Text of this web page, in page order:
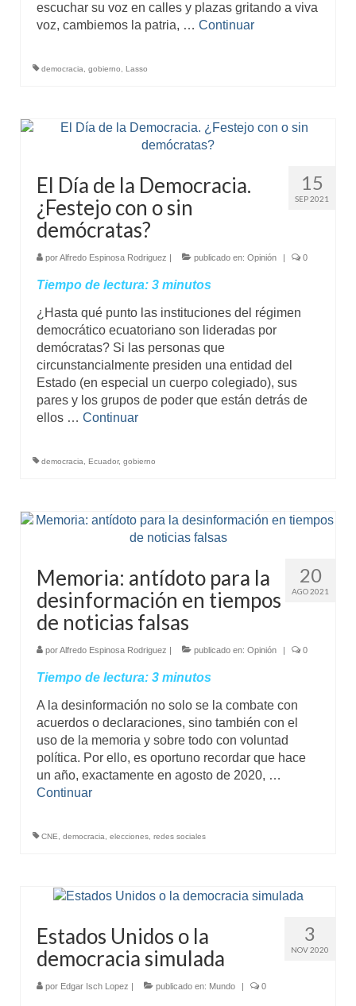
escuchar su voz en calles y plazas gritando a viva
voz, cambiemos la patria, … Continuar
democracia, gobierno, Lasso
15
SEP 2021
El Día de la Democracia.
¿Festejo con o sin
demócratas?
porAlfredo Espinosa Rodriguez publicado en: Opinión 0
Tiempo de lectura: 3 minutos
¿Hasta qué punto las instituciones del régimen
democrático ecuatoriano son lideradas por
demócratas? Si las personas que
circunstancialmente presiden una entidad del
Estado (en especial un cuerpo colegiado), sus
pares y los grupos de poder que están detrás de
ellos … Continuar
democracia, Ecuador, gobierno
20
AGO 2021
Memoria: antídoto para la
desinformación en tiempos
de noticias falsas
porAlfredo Espinosa Rodriguez publicado en: Opinión 0
Tiempo de lectura: 3 minutos
A la desinformación no solo se la combate con
acuerdos o declaraciones, sino también con el
uso de la memoria y sobre todo con voluntad
política. Por ello, es oportuno recordar que hace
un año, exactamente en agosto de 2020, …
Continuar
CNE, democracia, elecciones, redes sociales
3
NOV 2020
Estados Unidos o la
democracia simulada
por Edgar Isch Lopez | publicado en: Mundo | 0